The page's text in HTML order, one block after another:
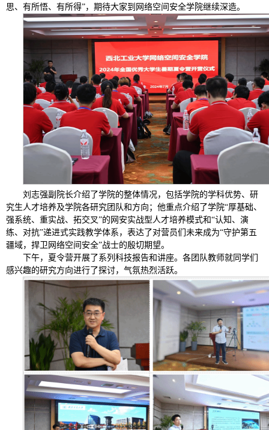
思、有所悟、有所得”，期待大家到网络空间安全学院继续深造。
刘志强副院长介绍了学院的整体情况，包括学院的学科优势、研
究生人才培养及学院各研究团队和方向；他重点介绍了学院“厚基础、
强系统、重实战、拓交叉”的网安实战型人才培养模式和“认知、演
练、对抗”递进式实践教学体系，表达了对营员们未来成为“守护第五
疆域，捍卫网络空间安全”战士的殷切期望。
下午，夏令营开展了系列科技报告和讲座。各团队教师就同学们
感兴趣的研究方向进行了探讨，气氛热烈活跃。